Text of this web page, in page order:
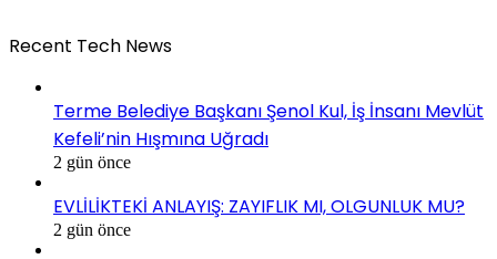
Recent Tech News
Terme Belediye Başkanı Şenol Kul, İş İnsanı Mevlüt
Kefeli’nin Hışmına Uğradı
2 gün önce
EVLİLİKTEKİ ANLAYIŞ: ZAYIFLIK MI, OLGUNLUK MU?
2 gün önce